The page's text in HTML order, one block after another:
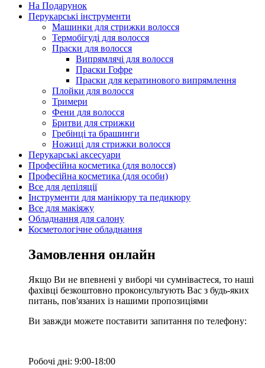
На Подарунок
Перукарські інструменти
Машинки для стрижки волосся
Термобігуді для волосся
Праски для волосся
Випрямлячі для волосся
Праски Гофре
Праски для кератинового випрямлення
Плойки для волосся
Тримери
Фени для волосся
Бритви для стрижки
Гребінці та брашинги
Ножиці для стрижки волосся
Перукарські аксесуари
Професійна косметика (для волосся)
Професійна косметика (для особи)
Все для депіляції
Інструменти для манікюру та педикюру
Все для макіяжу
Обладнання для салону
Косметологічне обладнання
Замовлення онлайн
Якщо Ви не впевнені у виборі чи сумніваєтеся, то наші
фахівці безкоштовно проконсультують Вас з будь-яких
питань, пов'язаних із нашими пропозиціями
Ви завжди можете поставити запитання по телефону:
Робочі дні: 9:00-18:00